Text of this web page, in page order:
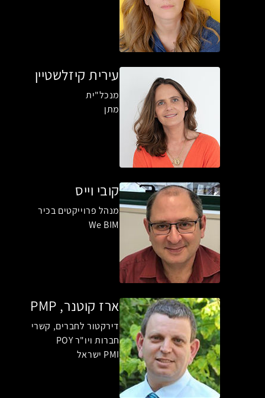
עירית קיזלשטיין
מנכל"ית
מתן
קובי וייס
מנהל פרוייקטים בכיר
We BIM
ארז קוטנר, PMP
דירקטור לחברים, קשרי
חברות ויו"ר POY
PMI ישראל